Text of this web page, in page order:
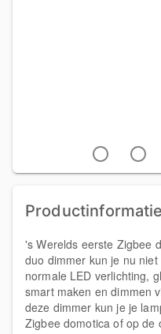
Productinformatie
's Werelds eerste Zigbee
duo dimmer kun je nu
normale LED verlichting,
smart maken en dimmen
deze dimmer kun je je
Zigbee domotica of op de